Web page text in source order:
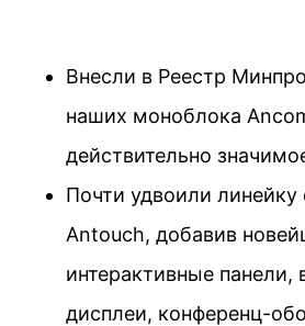
Внесли в Реестр
наших моноблока
действительно
Почти удвоили линейку
Antouch, добавив
интерактивные панели,
дисплеи, конференц-